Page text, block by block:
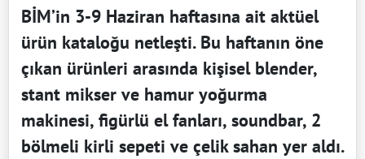
BİM’in 3-9 Haziran haftasına ait aktüel
ürün kataloğu netleşti. Bu haftanın öne
çıkan ürünleri arasında kişisel blender,
stant mikser ve hamur yoğurma
makinesi, figürlü el fanları, soundbar, 2
bölmeli kirli sepeti ve çelik sahan yer aldı.